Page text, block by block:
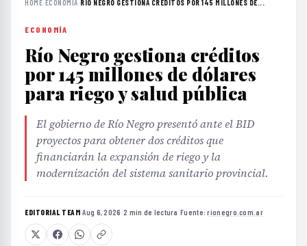
HOME›ECONOMÍA›RÍO NEGRO GESTIONA CRÉDITOS POR 145 MILLONES DE...
ECONOMÍA
Río Negro gestiona créditos
por 145 millones de dólares
para riego y salud pública
El gobierno de Río Negro presentó ante el BID
proyectos para obtener dos créditos que
financiarán la expansión de riego y la
modernización del sistema sanitario provincial.
EDITORIAL TEAM·Aug 6, 2026 ·2 min de lectura ·Fuente:rionegro.com.ar